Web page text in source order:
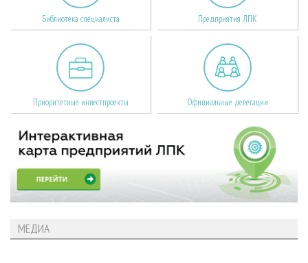
Библиотека специалиста Предприятия ЛПК
Приоритетные инвестпроекты Официальные делегации
МЕДИА